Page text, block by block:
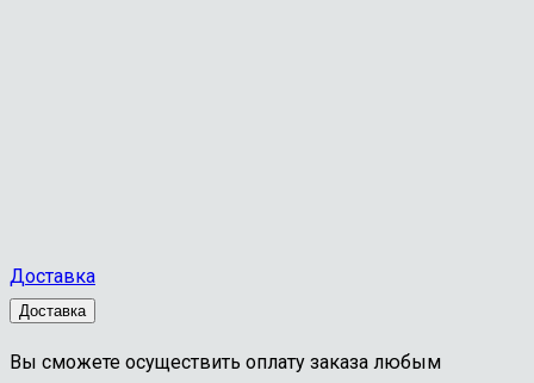
№3
Доставка
Доставка
Вы сможете осуществить оплату заказа любым